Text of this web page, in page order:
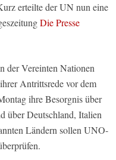
erteilte der UN nun eine
Die Presse
der Vereinten Nationen
Antrittsrede vor dem
ihre Besorgnis über
über Deutschland, Italien
Ländern sollen UNO-